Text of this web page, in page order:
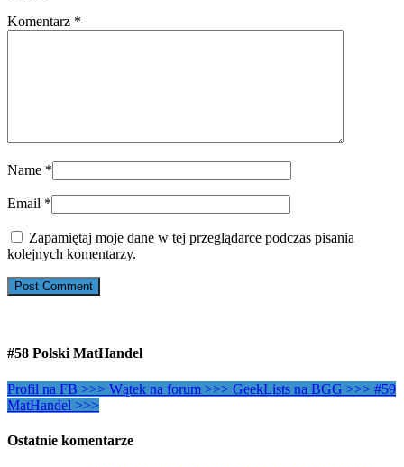
Komentarz *
Name *
Email *
Zapamiętaj moje dane w tej przeglądarce podczas pisania
kolejnych komentarzy.
#58 Polski MatHandel
Profil na FB >>> Wątek na forum >>> GeekLists na BGG >>> #59
MatHandel >>>
Ostatnie komentarze